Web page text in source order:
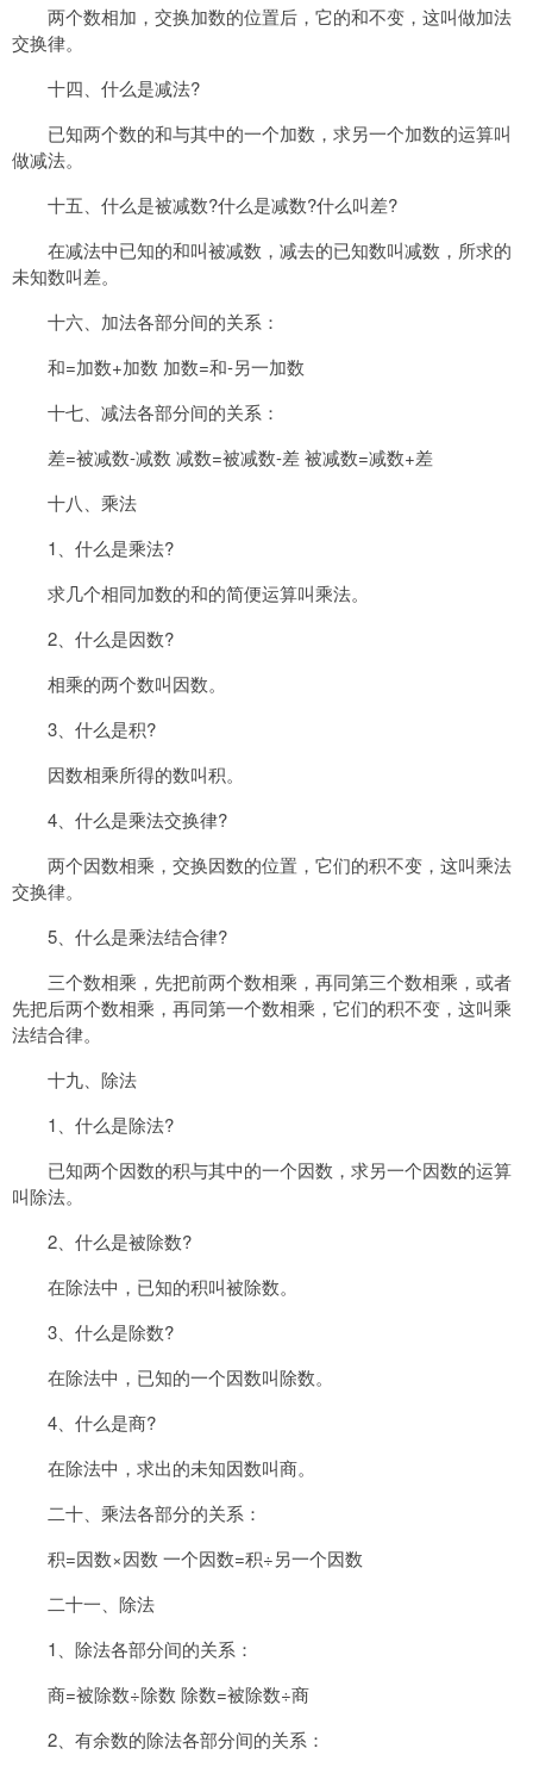
两个数相加，交换加数的位置后，它的和不变，这叫做加法
交换律。
十四、什么是减法?
已知两个数的和与其中的一个加数，求另一个加数的运算叫
做减法。
十五、什么是被减数?什么是减数?什么叫差?
在减法中已知的和叫被减数，减去的已知数叫减数，所求的
未知数叫差。
十六、加法各部分间的关系：
和=加数+加数 加数=和-另一加数
十七、减法各部分间的关系：
差=被减数-减数 减数=被减数-差 被减数=减数+差
十八、乘法
1、什么是乘法?
求几个相同加数的和的简便运算叫乘法。
2、什么是因数?
相乘的两个数叫因数。
3、什么是积?
因数相乘所得的数叫积。
4、什么是乘法交换律?
两个因数相乘，交换因数的位置，它们的积不变，这叫乘法
交换律。
5、什么是乘法结合律?
三个数相乘，先把前两个数相乘，再同第三个数相乘，或者
先把后两个数相乘，再同第一个数相乘，它们的积不变，这叫乘
法结合律。
十九、除法
1、什么是除法?
已知两个因数的积与其中的一个因数，求另一个因数的运算
叫除法。
2、什么是被除数?
在除法中，已知的积叫被除数。
3、什么是除数?
在除法中，已知的一个因数叫除数。
4、什么是商?
在除法中，求出的未知因数叫商。
二十、乘法各部分的关系：
积=因数×因数 一个因数=积÷另一个因数
二十一、除法
1、除法各部分间的关系：
商=被除数÷除数 除数=被除数÷商
2、有余数的除法各部分间的关系：